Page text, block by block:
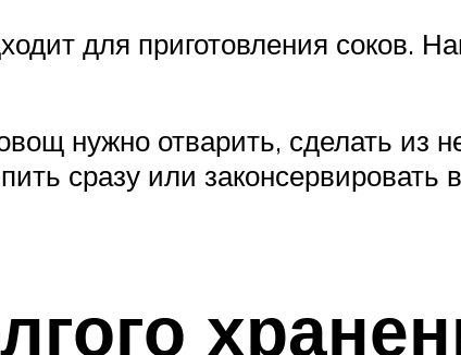
для приготовления соков.
нужно отварить, сделать из
сразу или законсервировать